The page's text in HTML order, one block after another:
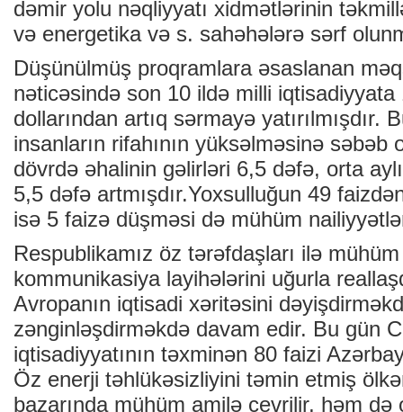
dəmir yolu nəqliyyatı xidmətlərinin
və energetika və s. sahəhələrə sərf
Düşünülmüş proqramlara əsaslanan
nəticəsində son 10 ildə milli
dollarından artıq sərmayə yatırılmışdır.
insanların rifahının yüksəlməsinə səbəb
dövrdə əhalinin gəlirləri 6,5 dəfə, orta
5,5 dəfə artmışdır.Yoxsulluğun 49
isə 5 faizə düşməsi də mühüm
Respublikamız öz tərəfdaşları ilə
kommunikasiya layihələrini uğurla
Avropanın iqtisadi xəritəsini
zənginləşdirməkdə davam edir. Bu gün
iqtisadiyyatının təxminən 80 faizi
Öz enerji təhlükəsizliyini təmin etmiş
bazarında mühüm amilə çevrilir, həm də